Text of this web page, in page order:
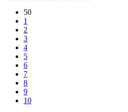
50
1
2
3
4
5
6
7
8
9
10